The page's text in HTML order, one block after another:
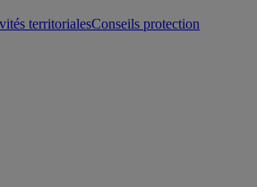
territorialesConseils protection